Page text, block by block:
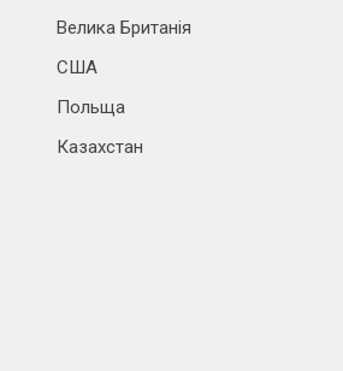
Велика Британія
США
Польща
Казахстан